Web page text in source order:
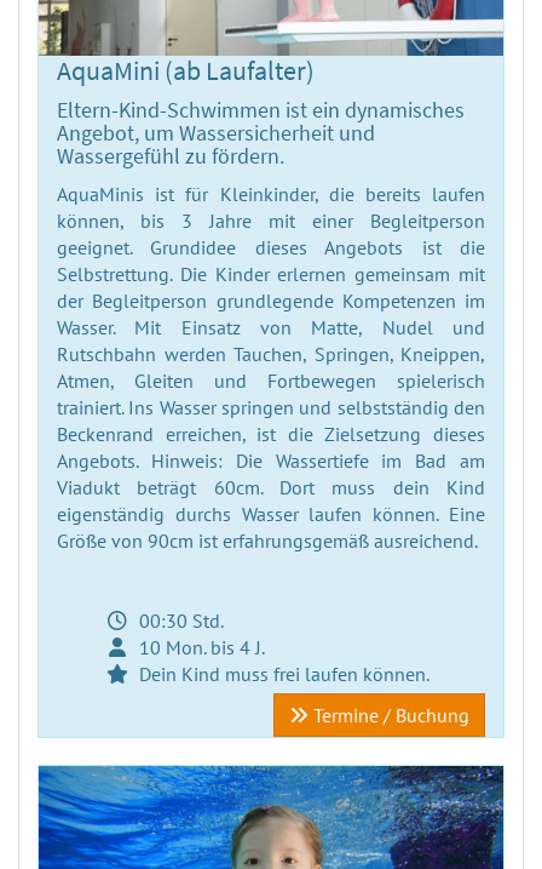
AquaMini (ab Laufalter)
Eltern-Kind-Schwimmen ist ein dynamisches
Angebot, um Wassersicherheit und
Wassergefühl zu fördern.
AquaMinis ist für Kleinkinder, die bereits laufen
können, bis 3 Jahre mit einer Begleitperson
geeignet. Grundidee dieses Angebots ist die
Selbstrettung. Die Kinder erlernen gemeinsam mit
der Begleitperson grundlegende Kompetenzen im
Wasser. Mit Einsatz von Matte, Nudel und
Rutschbahn werden Tauchen, Springen, Kneippen,
Atmen, Gleiten und Fortbewegen spielerisch
trainiert. Ins Wasser springen und selbstständig den
Beckenrand erreichen, ist die Zielsetzung dieses
Angebots. Hinweis: Die Wassertiefe im Bad am
Viadukt beträgt 60cm. Dort muss dein Kind
eigenständig durchs Wasser laufen können. Eine
Größe von 90cm ist erfahrungsgemäß ausreichend.
00:30 Std.
10 Mon. bis 4 J.
Dein Kind muss frei laufen können.
Termine / Buchung